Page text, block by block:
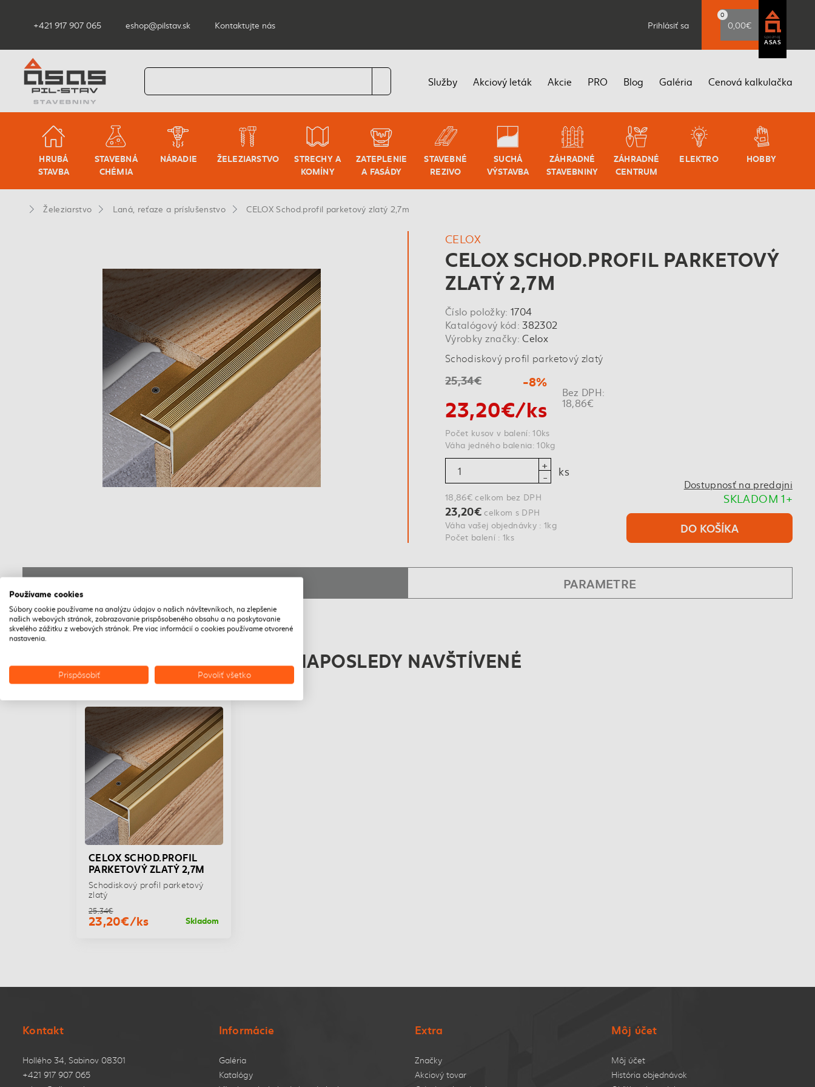
+421 917 907 065 eshop@pilstav.sk Kontaktujte nás Prihlásiť sa
0
0,00€
spoznaj
ASAS
Služby Akciový leták Akcie PRO Blog Galéria Cenová kalkulačka
HRUBÁ
STAVBA
STAVEBNÁ
CHÉMIA
NÁRADIE ŽELEZIARSTVO
STRECHY A
KOMÍNY
ZATEPLENIE
A FASÁDY
STAVEBNÉ
REZIVO
SUCHÁ
VÝSTAVBA
ZÁHRADNÉ
STAVEBNINY
ZÁHRADNÉ
CENTRUM
ELEKTRO HOBBY
Železiarstvo Laná, reťaze a príslušenstvo CELOX Schod.profil parketový zlatý 2,7m
CELOX
CELOX SCHOD.PROFIL PARKETOVÝ
ZLATÝ 2,7M
Číslo položky: 1704
Katalógový kód:382302
Výrobky značky:Celox
Schodiskový profil parketový zlatý
25,34€ -8%
23,20€/ks
Bez DPH:
18,86€
Počet kusov v balení: 10ks
Váha jedného balenia: 10kg
ks
18,86€ celkom bez DPH
23,20€celkom s DPH
Váha vašej objednávky : 1kg
Počet balení : 1ks
Dostupnosť na predajni
SKLADOM 1+
DO KOŠÍKA
POPIS PARAMETRE
Špeciálny profil na ukončenie hrany schodu.
NAPOSLEDY NAVŠTÍVENÉ
CELOX SCHOD.PROFIL
PARKETOVÝ ZLATÝ 2,7M
Schodiskový profil parketový
zlatý
25,34€
23,20€/ks Skladom
Kontakt
Hollého 34, Sabinov 08301
+421 917 907 065
Informácie
Galéria
Katalógy
Extra
Značky
Akciový tovar
Môj účet
Môj účet
História objednávok
Používame cookies
Súbory cookie používame na analýzu údajov o našich návštevníkoch, na zlepšenie
našich webových stránok, zobrazovanie prispôsobeného obsahu a na poskytovanie
skvelého zážitku z webových stránok. Pre viac informácií o cookies používame otvorené
nastavenia.
Prispôsobiť Povoliť všetko